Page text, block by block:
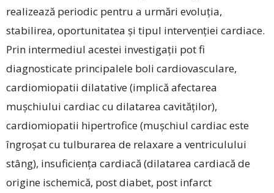
realizează periodic pentru a urmări evoluția,
stabilirea, oportunitatea și tipul intervenției cardiace.
Prin intermediul acestei investigații pot fi
diagnosticate principalele boli cardiovasculare,
cardiomiopatii dilatative (implică afectarea
mușchiului cardiac cu dilatarea cavităților),
cardiomiopatii hipertrofice (mușchiul cardiac este
îngroșat cu tulburarea de relaxare a ventriculului
stâng), insuficiența cardiacă (dilatarea cardiacă de
origine ischemică, post diabet, post infarct